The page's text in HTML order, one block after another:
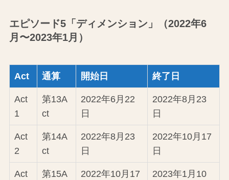
エピソード5「ディメンション」（2022年6
月〜2023年1月）
Act 通算 開始日 終了日
Act
1
第13A
ct
2022年6月22
日
2022年8月23
日
Act
2
第14A
ct
2022年8月23
日
2022年10月17
日
Act
第15A
2022年10月17
2023年1月10